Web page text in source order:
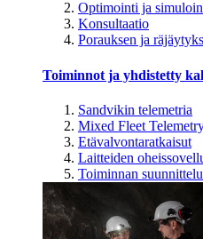
Optimointi ja
Konsultaatio
Porauksen ja
Toiminnot ja yhdistetty
Sandvikin telemetria
Mixed Fleet
Etävalvontaratkaisut
Laitteiden
Toiminnan